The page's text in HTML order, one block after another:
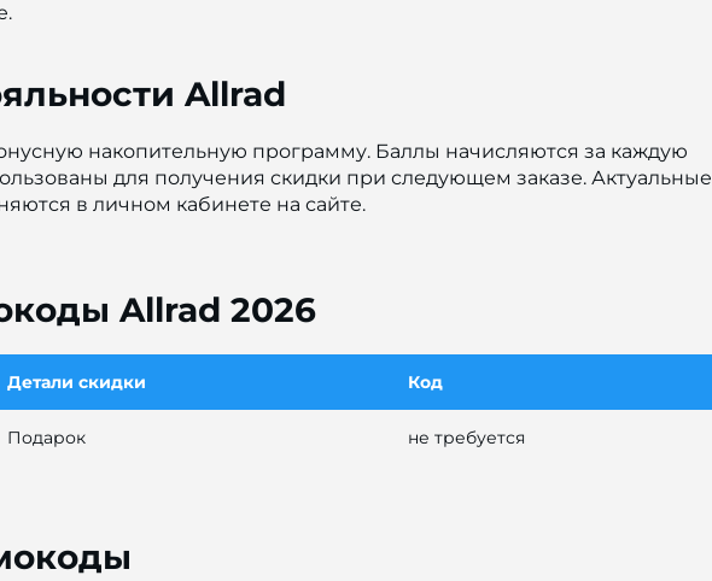
Allrad
накопительную программу. Баллы начисляются за каждую
для получения скидки при следующем заказе. Актуальные
в личном кабинете на сайте.
Allrad 2026
Детали скидки Код
Подарок не требуется